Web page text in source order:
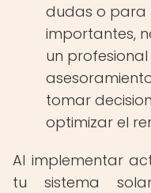
dudas o para
importantes,
un profesional
tomar
optimizar el
Al implementar
tu sistema